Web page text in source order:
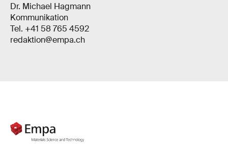
Dr. Michael Hagmann
Kommunikation
Tel. +41 58 765 4592
redaktion@empa.ch